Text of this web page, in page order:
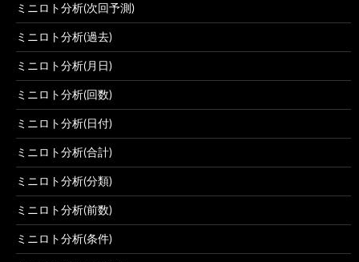
ミニロト分析(次回予測)
ミニロト分析(過去)
ミニロト分析(月日)
ミニロト分析(回数)
ミニロト分析(日付)
ミニロト分析(合計)
ミニロト分析(分類)
ミニロト分析(前数)
ミニロト分析(条件)